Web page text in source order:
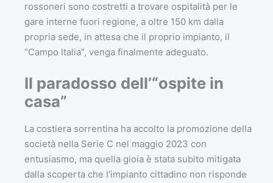
rossoneri sono costretti a trovare ospitalità per le
gare interne fuori regione, a oltre 150 km dalla
propria sede, in attesa che il proprio impianto, il
“Campo Italia”, venga finalmente adeguato.
Il paradosso dell’“ospite in
casa”
La costiera sorrentina ha accolto la promozione della
società nella Serie C nel maggio 2023 con
entusiasmo, ma quella gioia è stata subito mitigata
dalla scoperta che l’impianto cittadino non risponde